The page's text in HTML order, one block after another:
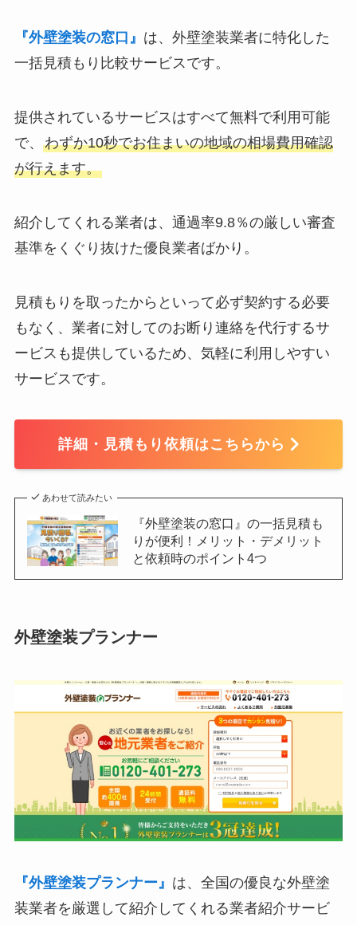
『外壁塗装の窓口』 は、外壁塗装業者に特化した
一括見積もり比較サービスです。
提供されているサービスはすべて無料で利用可能
で、 わずか10秒でお住まいの地域の相場費用確認
が行えます。
紹介してくれる業者は、通過率9.8％の厳しい審査
基準をくぐり抜けた優良業者ばかり。
見積もりを取ったからといって必ず契約する必要
もなく、業者に対してのお断り連絡を代行するサ
ービスも提供しているため、気軽に利用しやすい
サービスです。
詳細・見積もり依頼はこちらから
あわせて読みたい
『外壁塗装の窓口』の一括見積も
りが便利！メリット・デメリット
と依頼時のポイント4つ
外壁塗装プランナー
『外壁塗装プランナー』 は、全国の優良な外壁塗
装業者を厳選して紹介してくれる業者紹介サービ